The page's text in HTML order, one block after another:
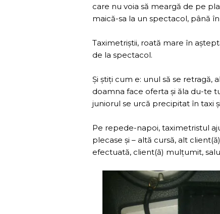
care nu voia să meargă de pe
maică-sa la un spectacol, până
Taximetriștii, roată mare în
de la spectacol.
Și știți cum e: unul să se retragă,
doamna face oferta și ăla du-te
juniorul se urcă precipitat în taxi
Pe repede-napoi, taximetristul
plecase și – altă cursă, alt
efectuată, client(ă) mulțumit,